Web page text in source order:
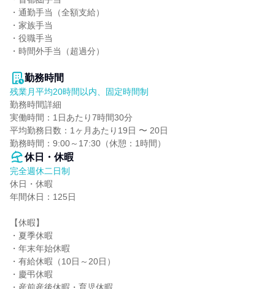
・通勤手当（全額支給）
・家族手当
・役職手当
・時間外手当（超過分）
勤務時間
残業月平均20時間以内、固定時間制
勤務時間詳細
実働時間：1日あたり7時間30分
平均勤務日数：1ヶ月あたり19日 〜 20日
勤務時間：9:00～17:30（休憩：1時間）
休日・休暇
完全週休二日制
休日・休暇
年間休日：125日
【休暇】
・夏季休暇
・年末年始休暇
・有給休暇（10日～20日）
・慶弔休暇